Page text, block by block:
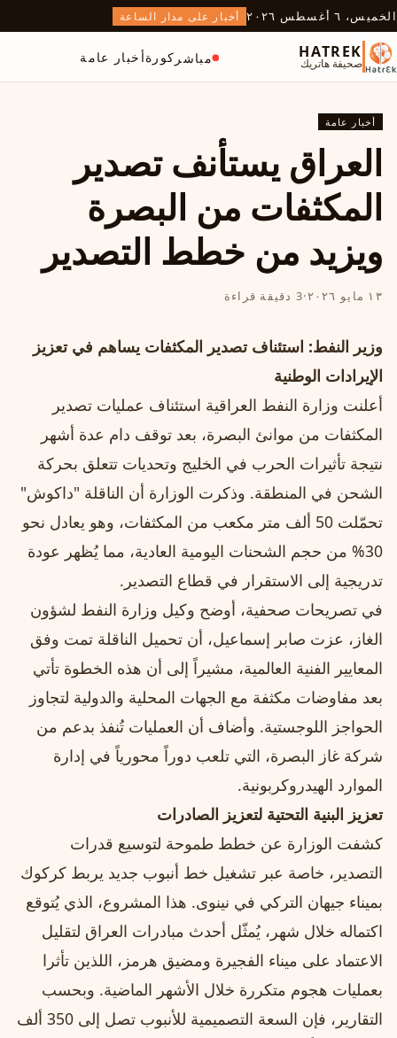
الخميس، ٦ أغسطس ٢٠٢٦ أخبار على مدار الساعة
HATREK
صحيفة هاتريك مباشر كورةأخبار عامة
أخبار عامة
العراق يستأنف تصدير
المكثفات من البصرة
ويزيد من خطط التصدير
١٣ مايو ٢٠٢٦ ·3 دقيقة قراءة
وزير النفط: استئناف تصدير المكثفات يساهم في تعزيز
الإيرادات الوطنية
أعلنت وزارة النفط العراقية استئناف عمليات تصدير
المكثفات من موانئ البصرة، بعد توقف دام عدة أشهر
نتيجة تأثيرات الحرب في الخليج وتحديات تتعلق بحركة
الشحن في المنطقة. وذكرت الوزارة أن الناقلة "داكوش"
تحمّلت 50 ألف متر مكعب من المكثفات، وهو يعادل نحو
30% من حجم الشحنات اليومية العادية، مما يُظهر عودة
تدريجية إلى الاستقرار في قطاع التصدير.
في تصريحات صحفية، أوضح وكيل وزارة النفط لشؤون
الغاز، عزت صابر إسماعيل، أن تحميل الناقلة تمت وفق
المعايير الفنية العالمية، مشيراً إلى أن هذه الخطوة تأتي
بعد مفاوضات مكثفة مع الجهات المحلية والدولية لتجاوز
الحواجز اللوجستية. وأضاف أن العمليات تُنفذ بدعم من
شركة غاز البصرة، التي تلعب دوراً محورياً في إدارة
الموارد الهيدروكربونية.
تعزيز البنية التحتية لتعزيز الصادرات
كشفت الوزارة عن خطط طموحة لتوسيع قدرات
التصدير، خاصة عبر تشغيل خط أنبوب جديد يربط كركوك
بميناء جيهان التركي في نينوى. هذا المشروع، الذي يُتوقع
اكتماله خلال شهر، يُمثّل أحدث مبادرات العراق لتقليل
الاعتماد على ميناء الفجيرة ومضيق هرمز، اللذين تأثرا
بعمليات هجوم متكررة خلال الأشهر الماضية. وبحسب
التقارير، فإن السعة التصميمية للأنبوب تصل إلى 350 ألف